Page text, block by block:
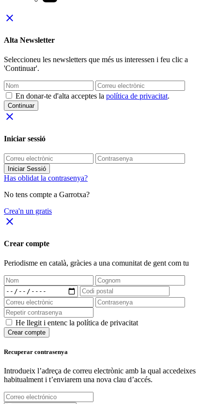
close
Alta Newsletter
Seleccioneu les newsletters que més us interessen i feu clic a
'Continuar'.
En donar-te d'alta acceptes la política de privacitat.
Continuar
close
Iniciar sessió
Iniciar Sessió
Has oblidat la contrasenya?
No tens compte a Garrotxa?
Crea'n un gratis
close
Crear compte
Periodisme en català, gràcies a una comunitat de gent com tu
He llegit i entenc la política de privacitat
Crear compte
Recuperar contrasenya
Introdueix l’adreça de correu electrònic amb la qual accedeixes
habitualment i t’enviarem una nova clau d’accés.